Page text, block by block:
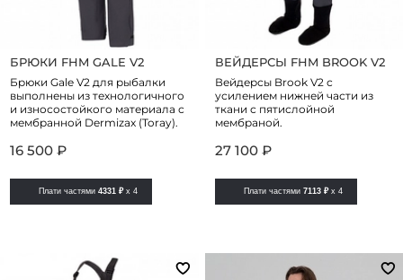
БРЮКИ FHM GALE V2
Брюки Gale V2 для рыбалки
выполнены из технологичного
и износостойкого материала с
мембранной Dermizax (Toray).
16 500 ₽
Плати частями4331 ₽ x 4
ВЕЙДЕРСЫ FHM BROOK V2
Вейдерсы Brook V2 с
усилением нижней части из
ткани с пятислойной
мембраной.
27 100 ₽
Плати частями 7113 ₽ x 4